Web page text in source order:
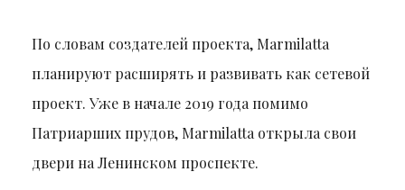
По словам создателей проекта, Marmilatta
планируют расширять и развивать как сетевой
проект. Уже в начале 2019 года помимо
Патриарших прудов, Marmilatta открыла свои
двери на Ленинском проспекте.